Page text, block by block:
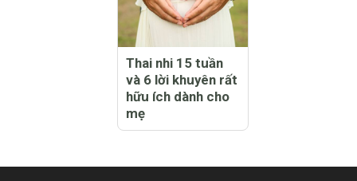
Thai nhi 15 tuần
và 6 lời khuyên rất
hữu ích dành cho
mẹ